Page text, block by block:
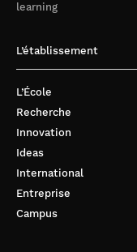
learning
L’établissement
L’École
Recherche
Innovation
Ideas
International
Entreprise
Campus